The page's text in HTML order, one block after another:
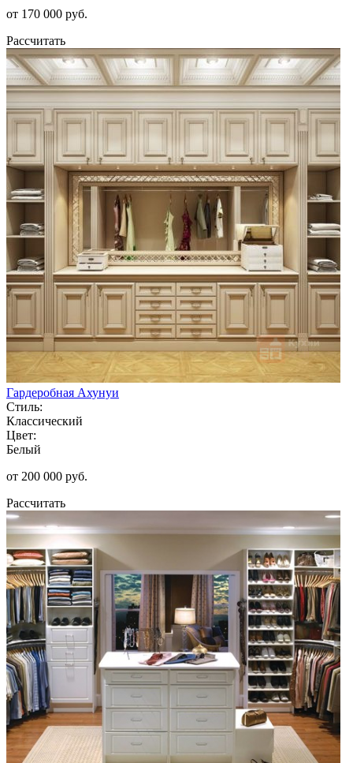
от 170 000 руб.
Рассчитать
Гардеробная Ахунуи
Стиль:
Классический
Цвет:
Белый
от 200 000 руб.
Рассчитать